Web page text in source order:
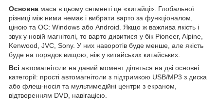
Основна маса в цьому сегменті це «китайці». Глобальної
різниці між ними немає і вибрати варто за функціоналом,
ціною та ОС: Windows або Android. Якщо ж важлива якість і
звук у новій магнітолі, то варто дивитися у бік Pioneer, Alpine,
Kenwood, JVC, Sony. У них наворотів буде менше, але якість
буде на порядок вищою, ніж у китайських китайських.
Всі автомагнітоли на даний момент діляться на дві основні
категорії: прості автомагнітоли з підтримкою USB/MP3 з диска
або флеш-носія та мультимедійні центри з екраном,
відтворенням DVD, навігацією.